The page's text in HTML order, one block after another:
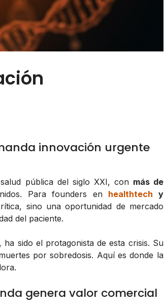
innovación urgente
pública del siglo XXI, con más de
Para founders en healthtech y
sino una oportunidad de mercado
del paciente.
sido el protagonista de esta crisis. Su
por sobredosis. Aquí es donde la
genera valor comercial